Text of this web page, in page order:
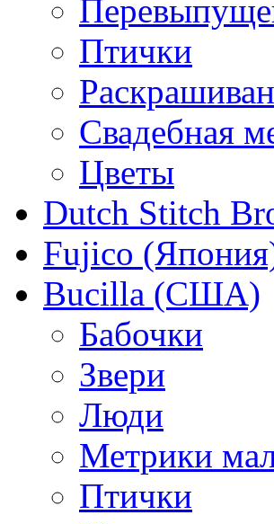
Птички
Свадебная
Цветы
Dutch Stitch
Fujico
Bucilla (США)
Бабочки
Звери
Люди
Метрики
Птички